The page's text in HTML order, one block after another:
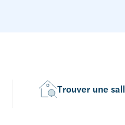
Trouver une